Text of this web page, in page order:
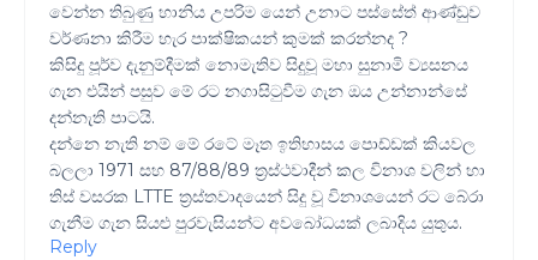
වෙන්න තිබුණු හානිය උපරිම යෙන් උනාට පස්සේත් ආණ්ඩුව
වර්ණනා කිරීම හැර පාක්ෂිකයන් කුමක් කරන්නද ?
කිසිදු පූර්ව දැනුම්දීමක් නොමැතිව සිදුවූ මහා සුනාමි ව්‍යසනය
ගැන එයින් පසුව මේ රට නගාසිටුවීම ගැන ඔය උන්නාන්සේ
දන්නැති පාටයි.
දන්නෙ නැති නම් මේ රටේ මෑත ඉතිහාසය පොඩ්ඩක් කියවල
බලලා 1971 සහ 87/88/89 ත්‍රස්ථවාදීන් කල විනාශ වලින් හා
තිස් වසරක LTTE ත්‍රස්තවාදයෙන් සිදු වූ විනාශයෙන් රට බේරා
ගැනීම ගැන සියළු පුරවැසියන්ට අවබෝධයක් ලබාදිය යුතුය.
Reply